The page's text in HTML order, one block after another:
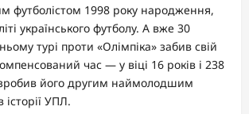
футболістом 1998 року народження,
українського футболу. А вже 30
турі проти «Олімпіка» забив свій
час — у віці 16 років і 238
його другим наймолодшим
УПЛ.